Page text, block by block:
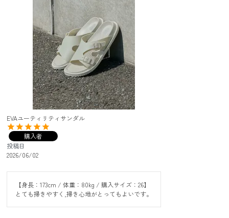
EVAユーティリティサンダル
購入者
投稿日
2026/06/02
【身長：173cm / 体重：80kg / 購入サイズ：26】
とても掃きやすく,掃き心地がとってもよいです。